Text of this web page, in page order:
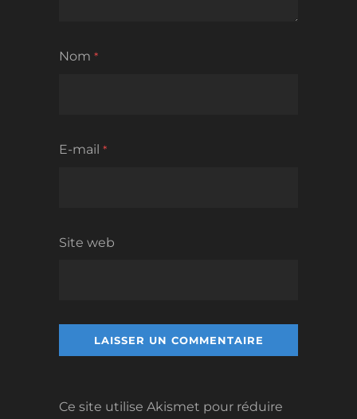
Nom *
E-mail *
Site web
Ce site utilise Akismet pour réduire